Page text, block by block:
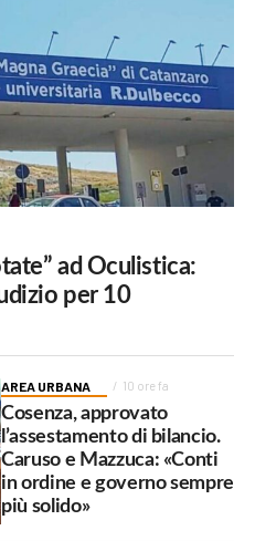
ad Oculistica:
per 10
AREA URBANA 10 ore fa
Cosenza, approvato
l’assestamento di bilancio.
Caruso e Mazzuca: «Conti
in ordine e governo sempre
più solido»